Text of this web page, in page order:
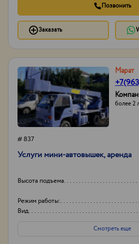
Позвонить
Заказать
Марат
более 2
# 837
Услуги мини-автовышек, аренда
Высота подъема
Режим работы:
Вид
Высота вышки
Смотреть еще